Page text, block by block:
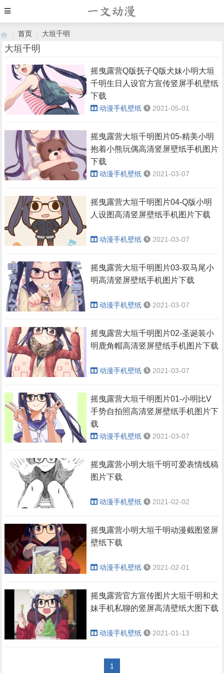
首页
›
大垣千明
大垣千明
摇曳露营Q版抚子Q版犬妹小明大垣
千明生日人设官方宣传竖屏手机壁纸
下载
动漫手机壁纸 2021-05-01
摇曳露营大垣千明图片05-精美小明
抱着小熊玩偶高清竖屏壁纸手机图片
下载
动漫手机壁纸 2021-03-07
摇曳露营大垣千明图片04-Q版小明
人设图高清竖屏壁纸手机图片下载
动漫手机壁纸 2021-03-07
摇曳露营大垣千明图片03-双马尾小
明高清竖屏壁纸手机图片下载
动漫手机壁纸 2021-03-07
摇曳露营大垣千明图片02-圣诞装小
明鹿角帽高清竖屏壁纸手机图片下载
动漫手机壁纸 2021-03-07
摇曳露营大垣千明图片01-小明比V
手势自拍照高清竖屏壁纸手机图片下
载
动漫手机壁纸 2021-03-07
摇曳露营小明大垣千明可爱表情线稿
图片下载
动漫手机壁纸 2021-02-02
摇曳露营小明大垣千明动漫截图竖屏
壁纸下载
动漫手机壁纸 2021-02-01
摇曳露营官方宣传图片大垣千明和犬
妹手机私聊的竖屏高清壁纸大图下载
动漫手机壁纸 2021-01-13
1